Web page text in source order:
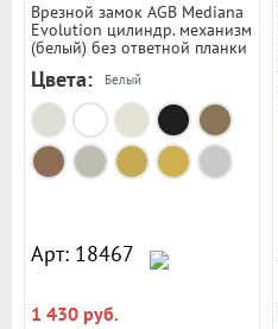
Врезной замок AGB Mediana
Evolution цилиндр. механизм
(белый) без ответной планки
Цвета: Белый
Арт: 18467
1 430 руб.